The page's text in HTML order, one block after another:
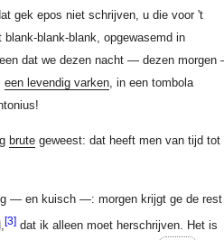
gek epos niet schrijven, u die voor 't
blank-blank, opgewasemd in
dat we dezen nacht — dezen morgen
een levendig varken, in een tombola
brutegeweest: dat heeft men van tijd tot
— en kuisch —: morgen krijgt ge de rest
,[3] dat ik alleen moet herschrijven. Het is